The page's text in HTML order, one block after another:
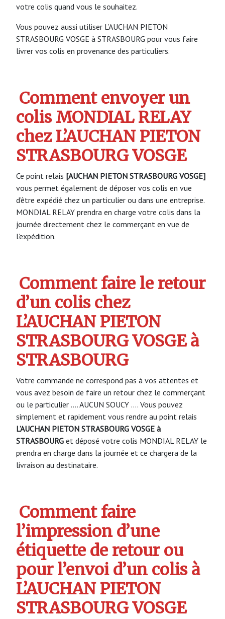
votre colis quand vous le souhaitez.
Vous pouvez aussi utiliser L’AUCHAN PIETON
STRASBOURG VOSGE à STRASBOURG pour vous faire
livrer vos colis en provenance des particuliers.
Comment envoyer un
colis MONDIAL RELAY
chez L’AUCHAN PIETON
STRASBOURG VOSGE
Ce point relais [AUCHAN PIETON STRASBOURG VOSGE]
vous permet également de déposer vos colis en vue
d’être expédié chez un particulier ou dans une entreprise.
MONDIAL RELAY prendra en charge votre colis dans la
journée directement chez le commerçant en vue de
l’expédition.
Comment faire le retour
d’un colis chez
L’AUCHAN PIETON
STRASBOURG VOSGE à
STRASBOURG
Votre commande ne correspond pas à vos attentes et
vous avez besoin de faire un retour chez le commerçant
ou le particulier …. AUCUN SOUCY …. Vous pouvez
simplement et rapidement vous rendre au point relais
L’AUCHAN PIETON STRASBOURG VOSGE à
STRASBOURG et déposé votre colis MONDIAL RELAY le
prendra en charge dans la journée et ce chargera de la
livraison au destinataire.
Comment faire
l’impression d’une
étiquette de retour ou
pour l’envoi d’un colis à
L’AUCHAN PIETON
STRASBOURG VOSGE